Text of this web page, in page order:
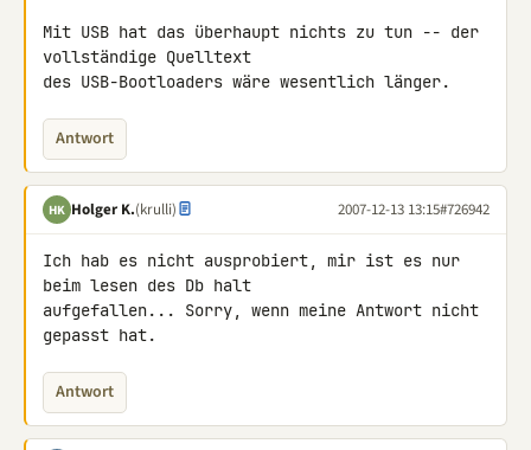
Mit USB hat das überhaupt nichts zu tun -- der
vollständige Quelltext
des USB-Bootloaders wäre wesentlich länger.
Antwort
HK Holger K.(krulli) 2007-12-13 13:15#726942
Ich hab es nicht ausprobiert, mir ist es nur
beim lesen des Db halt
aufgefallen... Sorry, wenn meine Antwort nicht
gepasst hat.
Antwort